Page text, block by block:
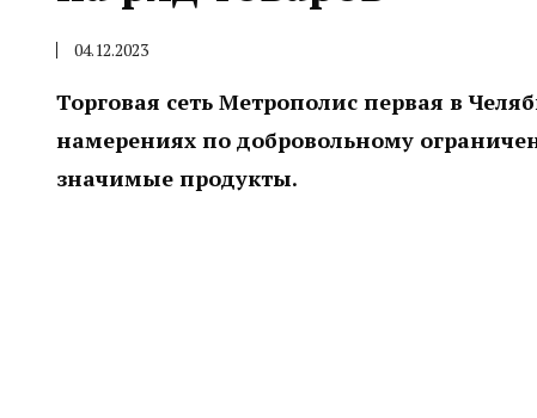
04.12.2023
Торговая сеть Метрополис первая в
намерениях по добровольному
значимые продукты.